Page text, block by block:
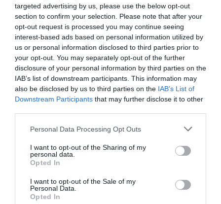
targeted advertising by us, please use the below opt-out
section to confirm your selection. Please note that after your
opt-out request is processed you may continue seeing
interest-based ads based on personal information utilized by
us or personal information disclosed to third parties prior to
your opt-out. You may separately opt-out of the further
disclosure of your personal information by third parties on the
IAB’s list of downstream participants. This information may
also be disclosed by us to third parties on the IAB’s List of
Downstream Participants that may further disclose it to other
Personal Data Processing Opt Outs
I want to opt-out of the Sharing of my
personal data.
Opted In
I want to opt-out of the Sale of my
Personal Data.
Opted In
Sobre els drets dels consumidors, “segurament
per desconeixement, el CEO de Trioteca, recorda
que “no som conscients de la nostra llibertat per
canviar de banc i d’hipoteca quan vulguem”. L’any
2022, el 72% d’hipoteques a Espanya eren de
tipus fix.
El temps d’espera
Respecte de les previsions de futur, Ricard
Garriga puntualitza que “ningú té la bola de
cristall”, però les dades històriques “sempre han
pujada del tipus d’interès i la baixada del preu
dels pisos”.